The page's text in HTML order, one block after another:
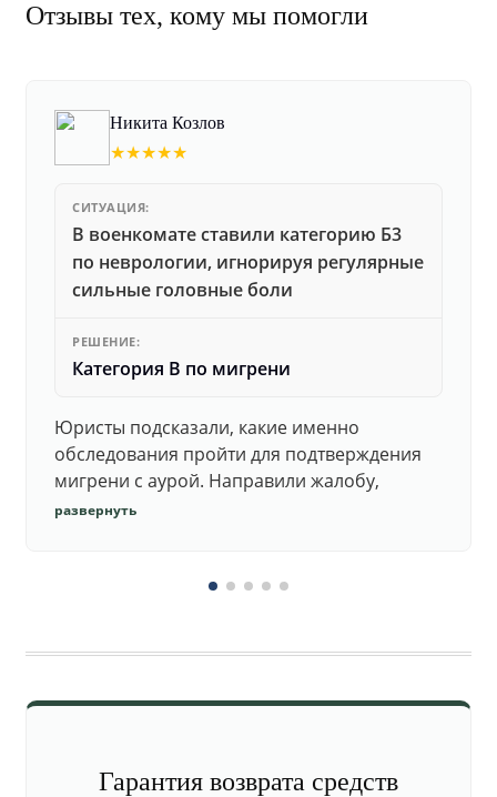
Отзывы тех, кому мы помогли
Никита Козлов
★★★★★
СИТУАЦИЯ:
В военкомате ставили категорию Б3
по неврологии, игнорируя регулярные
сильные головные боли
РЕШЕНИЕ:
Категория В по мигрени
Юристы подсказали, какие именно
обследования пройти для подтверждения
мигрени с аурой. Направили жалобу,
добились повторного осмотра и списания в
развернуть
Гарантия возврата средств